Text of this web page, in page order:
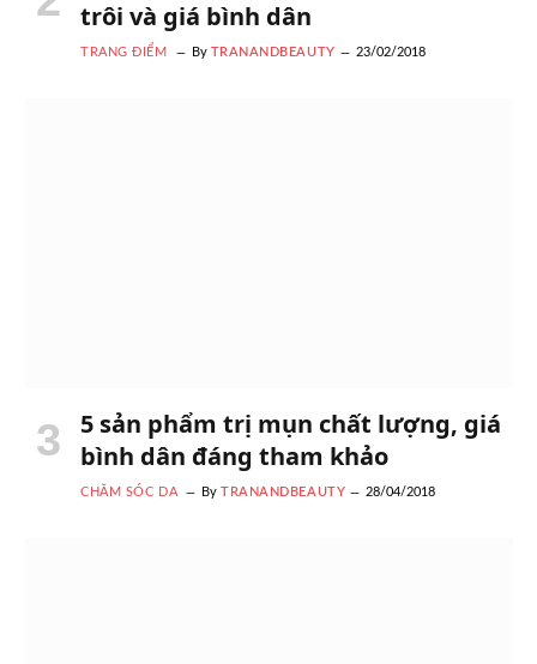
trôi và giá bình dân
TRANG ĐIỂM By TRANANDBEAUTY 23/02/2018
5 sản phẩm trị mụn chất lượng, giá
bình dân đáng tham khảo
CHĂM SÓC DA By TRANANDBEAUTY 28/04/2018